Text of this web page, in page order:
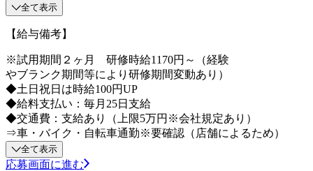
全て表示
【給与備考】
※試用期間２ヶ月 研修時給1170円～（経験
やブランク期間等により研修期間変動あり）
◆土日祝日は時給100円UP
◆給料支払い：毎月25日支給
◆交通費：支給あり（上限5万円※会社規定あり）
⇒車・バイク・自転車通勤※要確認（店舗によるため）
全て表示
応募画面に進む